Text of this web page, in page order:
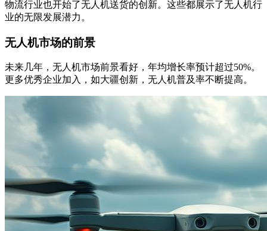
物流行业也开始了无人机送货的创新。这些都展示了无人机行
业的无限发展潜力。
无人机市场的前景
未来几年，无人机市场前景看好，年均增长率预计超过50%。
更多优秀企业加入，如大疆创新，无人机普及率不断提高。